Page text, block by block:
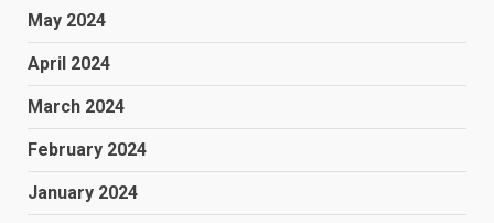
May 2024
April 2024
March 2024
February 2024
January 2024